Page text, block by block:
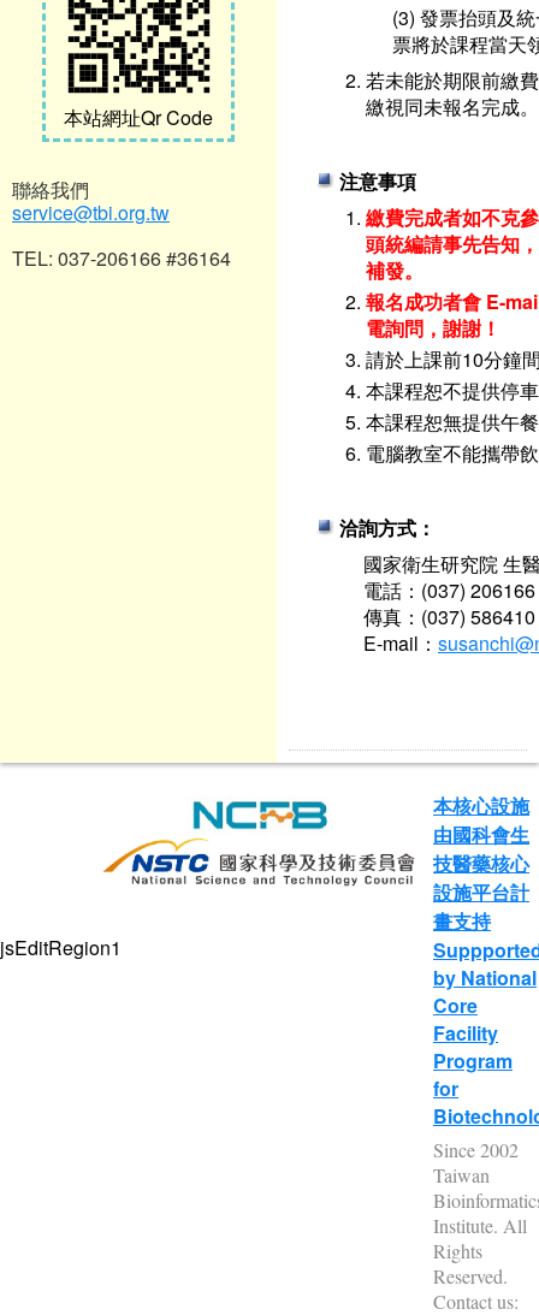
本站網址Qr Code
聯絡我們
service@tbi.org.tw
TEL: 037-206166 #36164
(3) 發票抬頭及
票將於課程當天
若未能於期限前繳
繳視同未報名完成。
注意事項
繳費完成者如不克
頭統編請事先告知
補發。
報名成功者會 E-
電詢問，謝謝！
請於上課前10分鐘
本課程恕不提供停
本課程恕無提供午
電腦教室不能攜帶
洽詢方式：
國家衛生研究院 生
電話：(037)
傳真：(037) 586410
E-mail：
本核心設施
由國科會生
技醫藥核心
設施平台計
畫支持
by National
Core
Facility
Program
for
Since 2002
Taiwan
Institute. All
Rights
Reserved.
Contact us:
jsEditRegion1